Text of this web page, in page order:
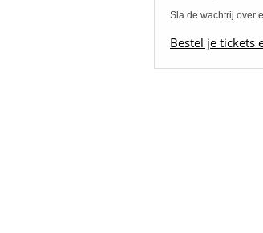
Sla de wachtrij over
Bestel je tickets